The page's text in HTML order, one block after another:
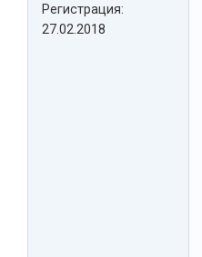
Регистрация:
27.02.2018